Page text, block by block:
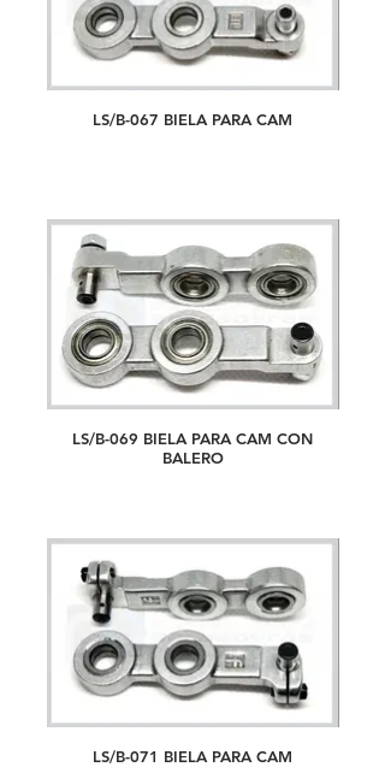
LS/B-067 BIELA PARA CAM
LS/B-069 BIELA PARA CAM CON
BALERO
LS/B-071 BIELA PARA CAM